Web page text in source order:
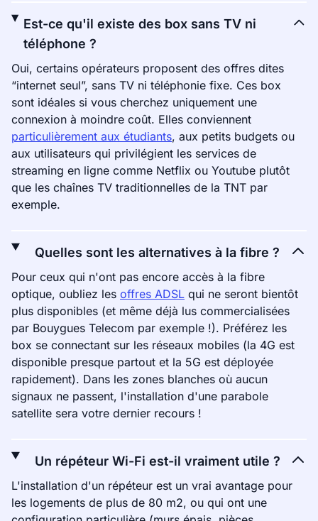
Est-ce qu'il existe des box sans TV ni
téléphone ?
Oui, certains opérateurs proposent des offres dites
“internet seul”, sans TV ni téléphonie fixe. Ces box
sont idéales si vous cherchez uniquement une
connexion à moindre coût. Elles conviennent
particulièrement aux étudiants, aux petits budgets ou
aux utilisateurs qui privilégient les services de
streaming en ligne comme Netflix ou Youtube plutôt
que les chaînes TV traditionnelles de la TNT par
exemple.
Quelles sont les alternatives à la fibre ?
Pour ceux qui n'ont pas encore accès à la fibre
optique, oubliez les offres ADSL qui ne seront bientôt
plus disponibles (et même déjà lus commercialisées
par Bouygues Telecom par exemple !). Préférez les
box se connectant sur les réseaux mobiles (la 4G est
disponible presque partout et la 5G est déployée
rapidement). Dans les zones blanches où aucun
signaux ne passent, l'installation d'une parabole
satellite sera votre dernier recours !
Un répéteur Wi-Fi est-il vraiment utile ?
L'installation d'un répéteur est un vrai avantage pour
les logements de plus de 80 m2, ou qui ont une